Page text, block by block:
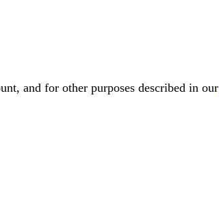
and for other purposes described in our